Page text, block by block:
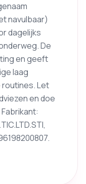
navulbaar)
dagelijks
De
en geeft
laag
Let
en doe